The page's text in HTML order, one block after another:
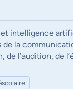
intelligence
la
de l’audition, de